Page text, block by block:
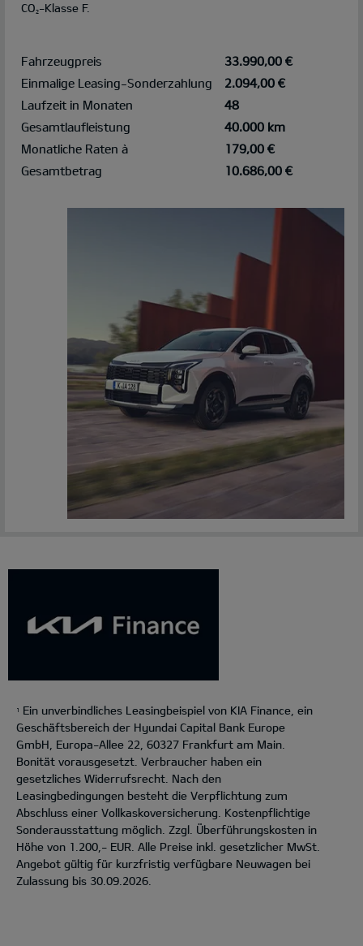
CO2-Klasse F.
Fahrzeugpreis
33.990,00 €
Einmalige Leasing-Sonderzahlung
2.094,00 €
Laufzeit in Monaten
48
Gesamtlaufleistung
40.000 km
Monatliche Raten à
179,00 €
Gesamtbetrag
10.686,00 €
1
Ein unverbindliches Leasingbeispiel von KIA Finance, ein
Geschäftsbereich der Hyundai Capital Bank Europe
GmbH, Europa-Allee 22, 60327 Frankfurt am Main.
Bonität vorausgesetzt. Verbraucher haben ein
gesetzliches Widerrufsrecht. Nach den
Leasingbedingungen besteht die Verpflichtung zum
Abschluss einer Vollkaskoversicherung. Kostenpflichtige
Sonderausstattung möglich. Zzgl. Überführungskosten in
Höhe von 1.200,- EUR. Alle Preise inkl. gesetzlicher MwSt.
Angebot gültig für kurzfristig verfügbare Neuwagen bei
Zulassung bis 30.09.2026.